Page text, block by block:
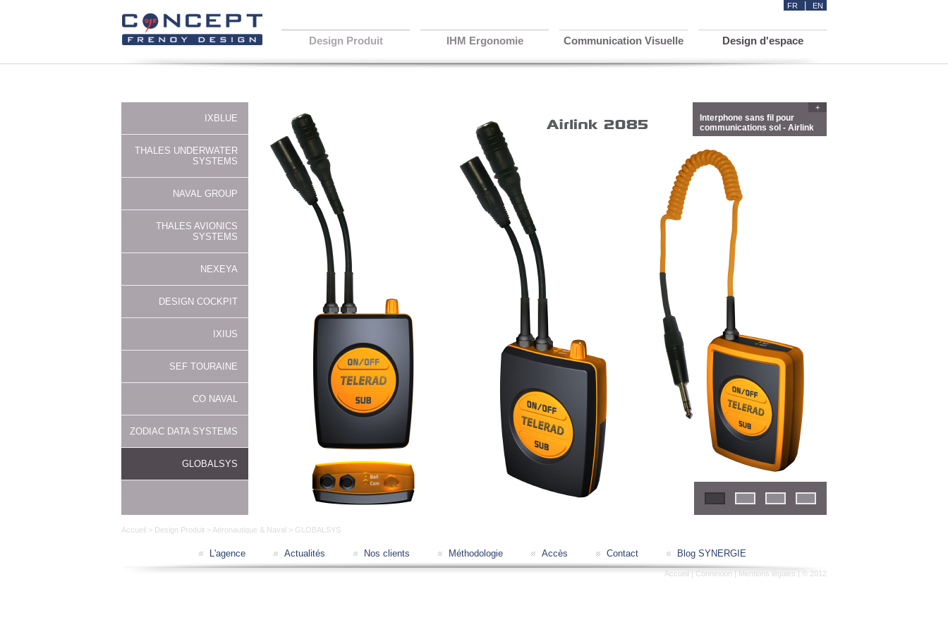
FR EN
Design Produit IHM Ergonomie Communication Visuelle Design d'espace
IXBLUE
THALES UNDERWATER
SYSTEMS
NAVAL GROUP
THALES AVIONICS
SYSTEMS
NEXEYA
DESIGN COCKPIT
IXIUS
SEF TOURAINE
CO NAVAL
ZODIAC DATA SYSTEMS
GLOBALSYS
Interphone sans fil pour
communications sol - Airlink
+
Accueil > Design Produit > Aéronautique & Naval > GLOBALSYS
L'agence Actualités Nos clients Méthodologie Accès Contact Blog SYNERGIE
Accueil Connexion Mentions légales | © 2012